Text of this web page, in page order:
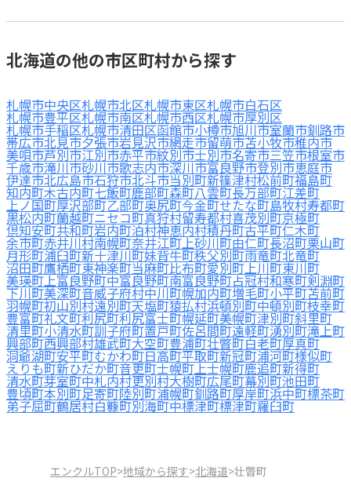
北海道の他の市区町村から探す
札幌市中央区札幌市北区札幌市東区札幌市白石区
札幌市豊平区札幌市南区札幌市西区札幌市厚別区
札幌市手稲区札幌市清田区函館市小樽市旭川市室蘭市釧路市
帯広市北見市夕張市岩見沢市網走市留萌市苫小牧市稚内市
美唄市芦別市江別市赤平市紋別市士別市名寄市三笠市根室市
千歳市滝川市砂川市歌志内市深川市富良野市登別市恵庭市
伊達市北広島市石狩市北斗市当別町新篠津村松前町福島町
知内町木古内町七飯町鹿部町森町八雲町長万部町江差町
上ノ国町厚沢部町乙部町奥尻町今金町せたな町島牧村寿都町
黒松内町蘭越町ニセコ町真狩村留寿都村喜茂別町京極町
倶知安町共和町岩内町泊村神恵内村積丹町古平町仁木町
余市町赤井川村南幌町奈井江町上砂川町由仁町長沼町栗山町
月形町浦臼町新十津川町妹背牛町秩父別町雨竜町北竜町
沼田町鷹栖町東神楽町当麻町比布町愛別町上川町東川町
美瑛町上富良野町中富良野町南富良野町占冠村和寒町剣淵町
下川町美深町音威子府村中川町幌加内町増毛町小平町苫前町
羽幌町初山別村遠別町天塩町猿払村浜頓別町中頓別町枝幸町
豊富町礼文町利尻町利尻富士町幌延町美幌町津別町斜里町
清里町小清水町訓子府町置戸町佐呂間町遠軽町湧別町滝上町
興部町西興部村雄武町大空町豊浦町壮瞥町白老町厚真町
洞爺湖町安平町むかわ町日高町平取町新冠町浦河町様似町
えりも町新ひだか町音更町士幌町上士幌町鹿追町新得町
清水町芽室町中札内村更別村大樹町広尾町幕別町池田町
豊頃町本別町足寄町陸別町浦幌町釧路町厚岸町浜中町標茶町
弟子屈町鶴居村白糠町別海町中標津町標津町羅臼町
エンクルTOP>地域から探す>北海道>壮瞥町